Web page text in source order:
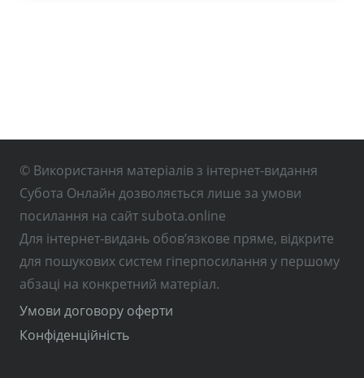
© Використання матеріалів з інтернет-видання
Субота Онлайн дозволяється лише за умови
посилання на сайт subota.online
Для інтернет-видань обов’язкове пряме, відкрите
для пошукових систем гіперпосилання у першому
абзаці на конкретний матеріал.
Умови договору оферти
Конфіденційність